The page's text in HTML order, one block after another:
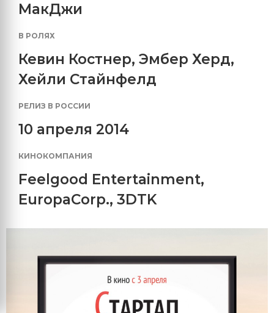
МакДжи
В РОЛЯХ
Кевин Костнер, Эмбер Херд,
Хейли Стайнфелд
РЕЛИЗ В РОССИИ
10 апреля 2014
КИНОКОМПАНИЯ
Feelgood Entertainment,
EuropaCorp., 3DTK